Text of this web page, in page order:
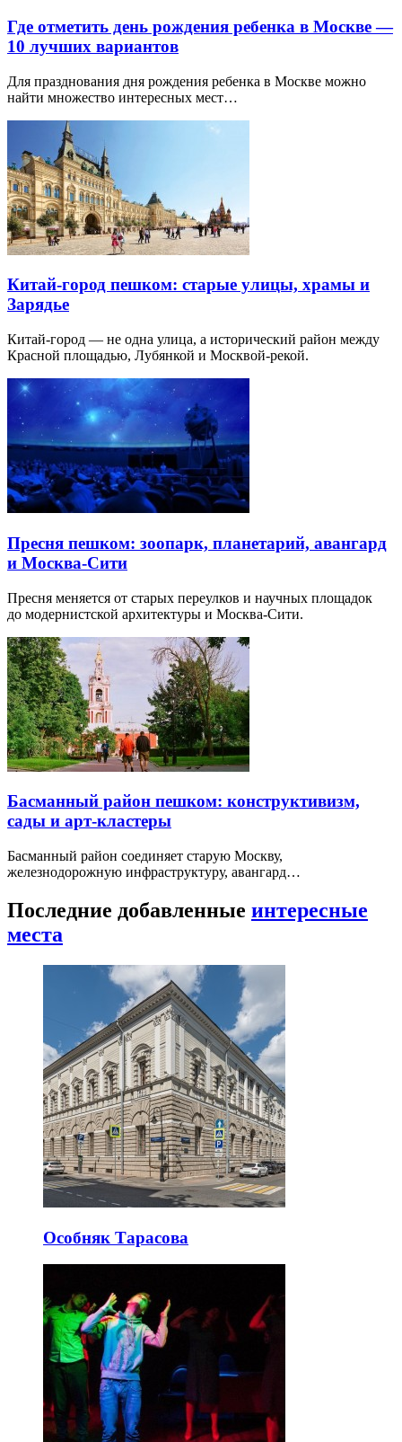
Где отметить день рождения ребенка в Москве —
10 лучших вариантов
Для празднования дня рождения ребенка в Москве можно
найти множество интересных мест…
Китай-город пешком: старые улицы, храмы и
Зарядье
Китай-город — не одна улица, а исторический район между
Красной площадью, Лубянкой и Москвой-рекой.
Пресня пешком: зоопарк, планетарий, авангард
и Москва-Сити
Пресня меняется от старых переулков и научных площадок
до модернистской архитектуры и Москва-Сити.
Басманный район пешком: конструктивизм,
сады и арт-кластеры
Басманный район соединяет старую Москву,
железнодорожную инфраструктуру, авангард…
Последние добавленные интересные
места
Особняк Тарасова